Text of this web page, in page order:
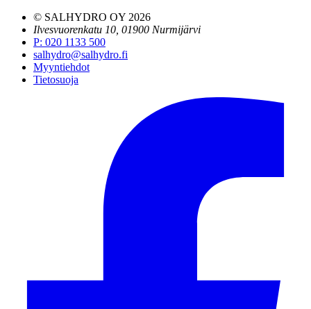
© SALHYDRO OY 2026
Ilvesvuorenkatu 10, 01900 Nurmijärvi
P: 020 1133 500
salhydro@salhydro.fi
Myyntiehdot
Tietosuoja